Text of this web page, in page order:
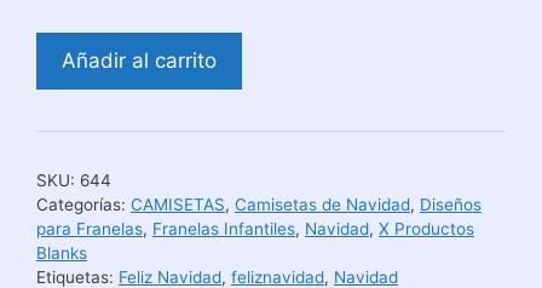
Diseño
Familiares
Navidad
cantidad
Añadir al carrito
SKU: 644
Categorías: CAMISETAS, Camisetas de Navidad, Diseños
para Franelas, Franelas Infantiles, Navidad, X Productos
Blanks
Etiquetas: Feliz Navidad, feliznavidad, Navidad